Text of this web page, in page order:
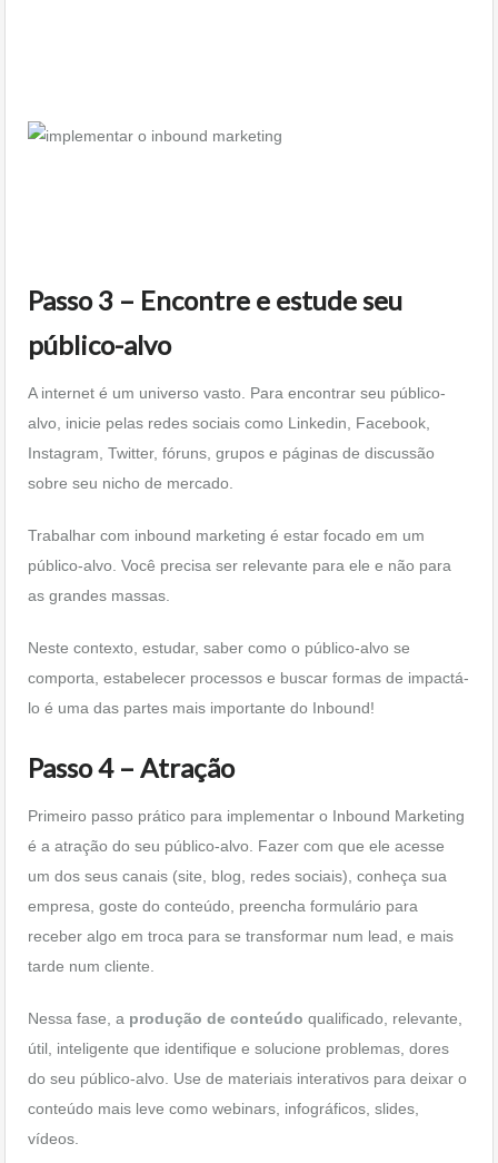
Passo 3 – Encontre e estude seu
público-alvo
A internet é um universo vasto. Para encontrar seu público-
alvo, inicie pelas redes sociais como Linkedin, Facebook,
Instagram, Twitter, fóruns, grupos e páginas de discussão
sobre seu nicho de mercado.
Trabalhar com inbound marketing é estar focado em um
público-alvo. Você precisa ser relevante para ele e não para
as grandes massas.
Neste contexto, estudar, saber como o público-alvo se
comporta, estabelecer processos e buscar formas de impactá-
lo é uma das partes mais importante do Inbound!
Passo 4 – Atração
Primeiro passo prático para implementar o Inbound Marketing
é a atração do seu público-alvo. Fazer com que ele acesse
um dos seus canais (site, blog, redes sociais), conheça sua
empresa, goste do conteúdo, preencha formulário para
receber algo em troca para se transformar num lead, e mais
tarde num cliente.
Nessa fase, a produção de conteúdo qualificado, relevante,
útil, inteligente que identifique e solucione problemas, dores
do seu público-alvo. Use de materiais interativos para deixar o
conteúdo mais leve como webinars, infográficos, slides,
vídeos.